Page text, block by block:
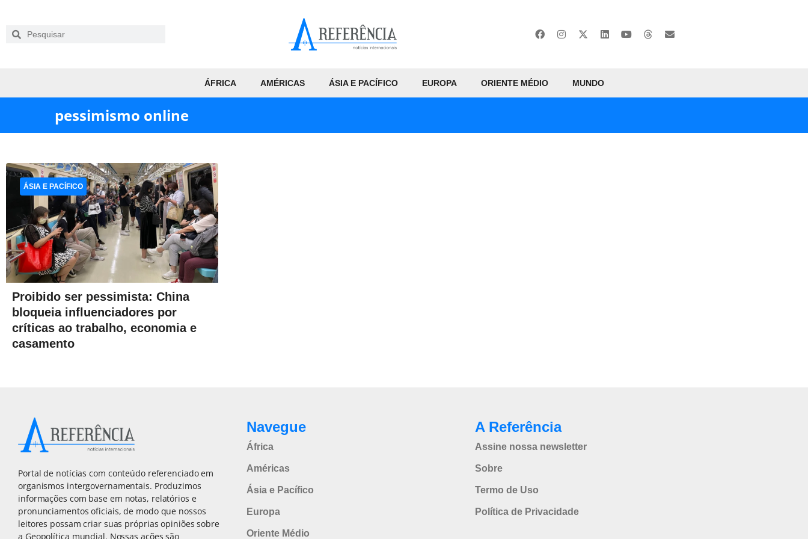
ÁFRICA AMÉRICAS ÁSIA E PACÍFICO EUROPA ORIENTE MÉDIO MUNDO
pessimismo online
Proibido ser pessimista: China
bloqueia influenciadores por
críticas ao trabalho, economia e
casamento
ÁSIA E PACÍFICO
Portal de notícias com conteúdo referenciado em
organismos intergovernamentais. Produzimos
informações com base em notas, relatórios e
pronunciamentos oficiais, de modo que nossos
leitores possam criar suas próprias opiniões sobre
a Geopolítica mundial. Nossas ações são
Navegue
África
Américas
Ásia e Pacífico
Europa
Oriente Médio
A Referência
Assine nossa newsletter
Sobre
Termo de Uso
Política de Privacidade